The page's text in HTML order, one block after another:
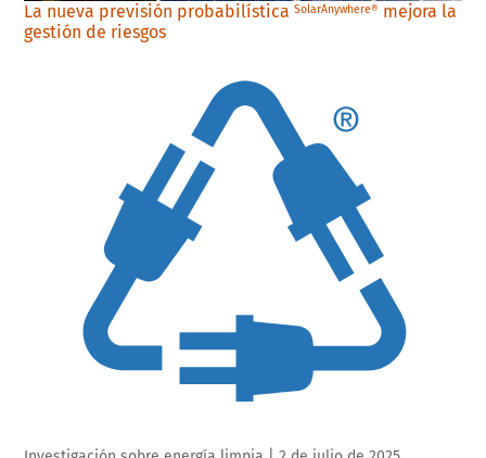
La nueva previsión probabilísticaSolarAnywhere® mejora la
gestión de riesgos